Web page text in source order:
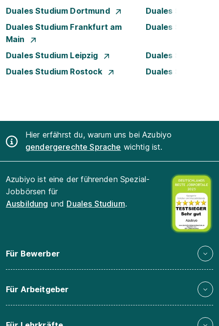
Duales Studium Dortmund
Duales Studium
Duales Studium Frankfurt am
Main
Duales Studium
Duales Studium Leipzig
Duales Studium
Duales Studium Rostock
Duales Studium
Hier erfährst du, warum uns bei Azubiyo
gendergerechte Sprache wichtig ist.
Azubiyo ist eine der führenden Spezial-
Jobbörsen für
Ausbildung und Duales Studium.
Für Bewerber
Für Arbeitgeber